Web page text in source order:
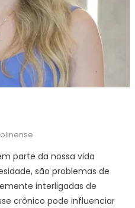
parte da nossa vida
são problemas de
interligadas de
crônico pode influenciar